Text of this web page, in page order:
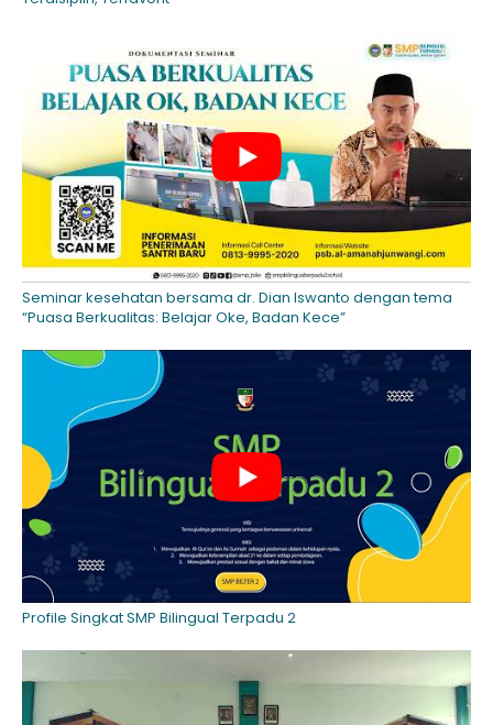
Seminar kesehatan bersama dr. Dian Iswanto dengan tema
“Puasa Berkualitas: Belajar Oke, Badan Kece”
Profile Singkat SMP Bilingual Terpadu 2